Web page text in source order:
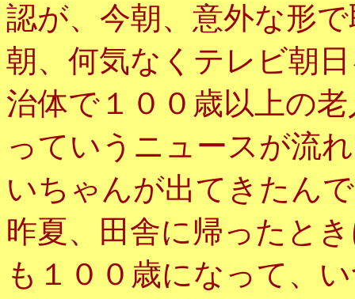
認が、今朝、意外な形
朝、何気なくテレビ朝
治体で１００歳以上の
っていうニュースが流
いちゃんが出てきたん
昨夏、田舎に帰ったと
も１００歳になって、